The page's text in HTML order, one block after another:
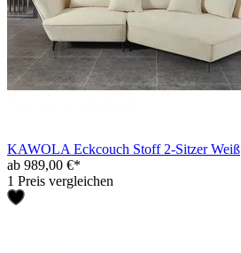
KAWOLA Eckcouch Stoff 2-Sitzer Weiß
ab 989,00 €*
1 Preis vergleichen